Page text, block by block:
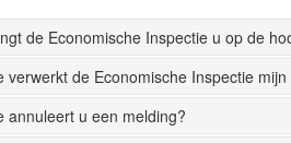
de Economische Inspectie u op de
verwerkt de Economische Inspectie
annuleert u een melding?